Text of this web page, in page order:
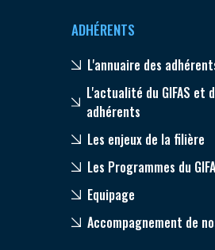
ADHÉRENTS
L'annuaire des
L'actualité du GIFAS et
adhérents
Les enjeux de la filière
Les Programmes du
Equipage
Accompagnement de